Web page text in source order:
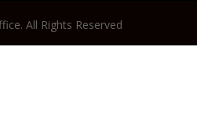
All Rights Reserved